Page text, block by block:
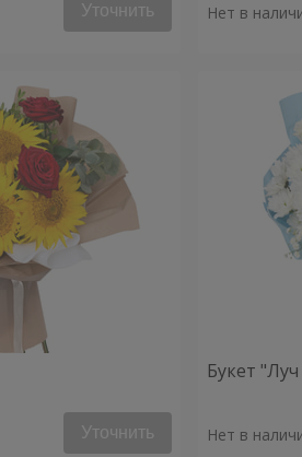
Уточнить Нет в
Уточнить
Букет
Нет в